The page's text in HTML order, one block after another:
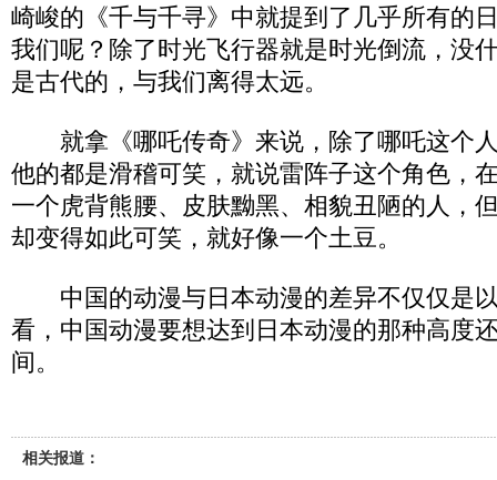
崎峻的《千与千寻》中就提到了几乎所有的
我们呢？除了时光飞行器就是时光倒流，没
是古代的，与我们离得太远。
就拿《哪吒传奇》来说，除了哪吒这个
他的都是滑稽可笑，就说雷阵子这个角色，
一个虎背熊腰、皮肤黝黑、相貌丑陋的人，
却变得如此可笑，就好像一个土豆。
中国的动漫与日本动漫的差异不仅仅是
看，中国动漫要想达到日本动漫的那种高度
间。
相关报道：